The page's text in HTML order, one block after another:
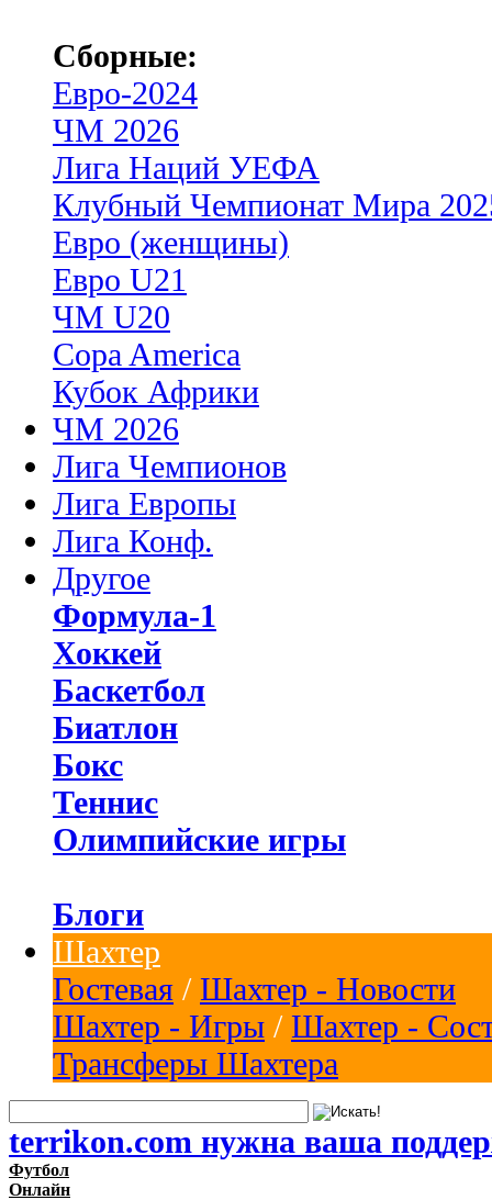
Сборные:
Евро-2024
ЧМ 2026
Лига Наций УЕФА
Клубный Чемпионат Мира
Евро (женщины)
Евро U21
ЧМ U20
Copa America
Кубок Африки
ЧМ 2026
Лига Чемпионов
Лига Европы
Лига Конф.
Другое
Формула-1
Хоккей
Баскетбол
Биатлон
Бокс
Теннис
Олимпийские игры
Блоги
Шахтер
Гостевая / Шахтер - Новости
Шахтер - Игры / Шахтер -
Трансферы Шахтера
terrikon.com нужна ваша
Футбол
Онлайн